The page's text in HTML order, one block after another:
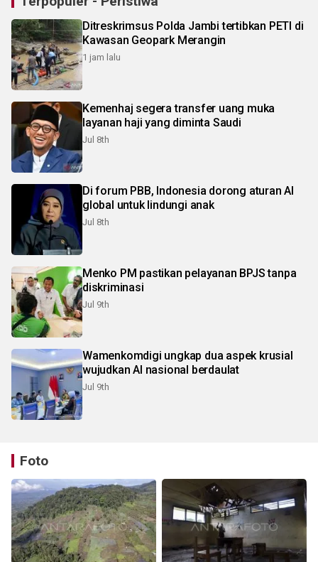
Ditreskrimsus Polda Jambi tertibkan PETI di
Kawasan Geopark Merangin
1 jam lalu
Kemenhaj segera transfer uang muka
layanan haji yang diminta Saudi
Jul 8th
Di forum PBB, Indonesia dorong aturan AI
global untuk lindungi anak
Jul 8th
Menko PM pastikan pelayanan BPJS tanpa
diskriminasi
Jul 9th
Wamenkomdigi ungkap dua aspek krusial
wujudkan AI nasional berdaulat
Jul 9th
Foto